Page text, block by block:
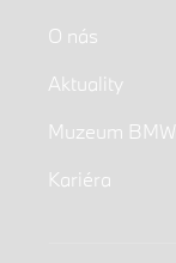
O nás
Aktuality
Muzeum BMW
Kariéra